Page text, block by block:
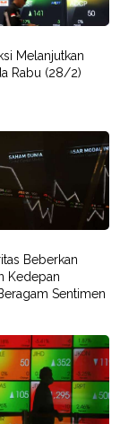
Melanjutkan
Rabu (28/2)
Beberkan
Kedepan
Sentimen